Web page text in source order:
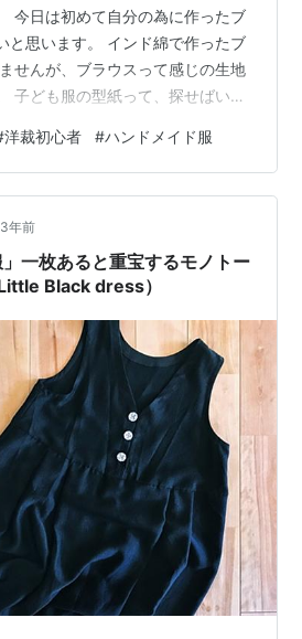
今日は初めて自分の為に作ったブ
と思います。 インド綿で作ったブ
せんが、ブラウスって感じの生地
子ども服の型紙って、探せばいく
か見つからないんですよね💦 あっ
作れそうとは限らないし・・・。
あります。 シャツ&ブラウスの基
Pattern Book) 作者:野木陽子 日本
ちらの本ですね。 前身頃・…
洋裁初心者 #ハンドメイド服
3年前
一枚あると重宝するモノトー
Black dress）